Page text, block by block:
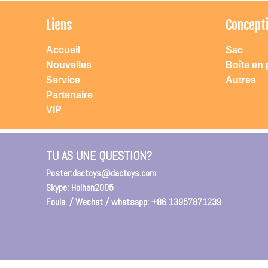
Liens
Accueil
Nouvelles
Service
Partenaire
VIP
Sac
Boîte en
Autres
TU AS UNE QUESTION?
Poster:dactoys@dactoys.com
Skype: Holhan2005
Foule. / Wechat / whatsapp: +86 13957871239